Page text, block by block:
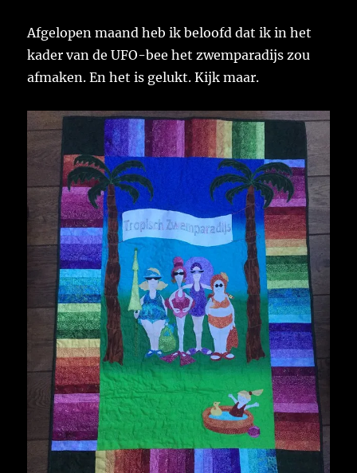
Afgelopen maand heb ik beloofd dat ik in het
kader van de UFO-bee het zwemparadijs zou
afmaken. En het is gelukt. Kijk maar.